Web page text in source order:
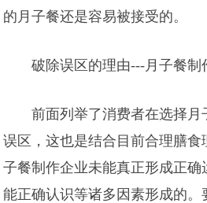
的月子餐还是容易被接受的。
破除误区的理由---月子餐制
前面列举了消费者在选择
误区，这也是结合目前合理膳食
子餐制作企业未能真正形成正
能正确认识等诸多因素形成的